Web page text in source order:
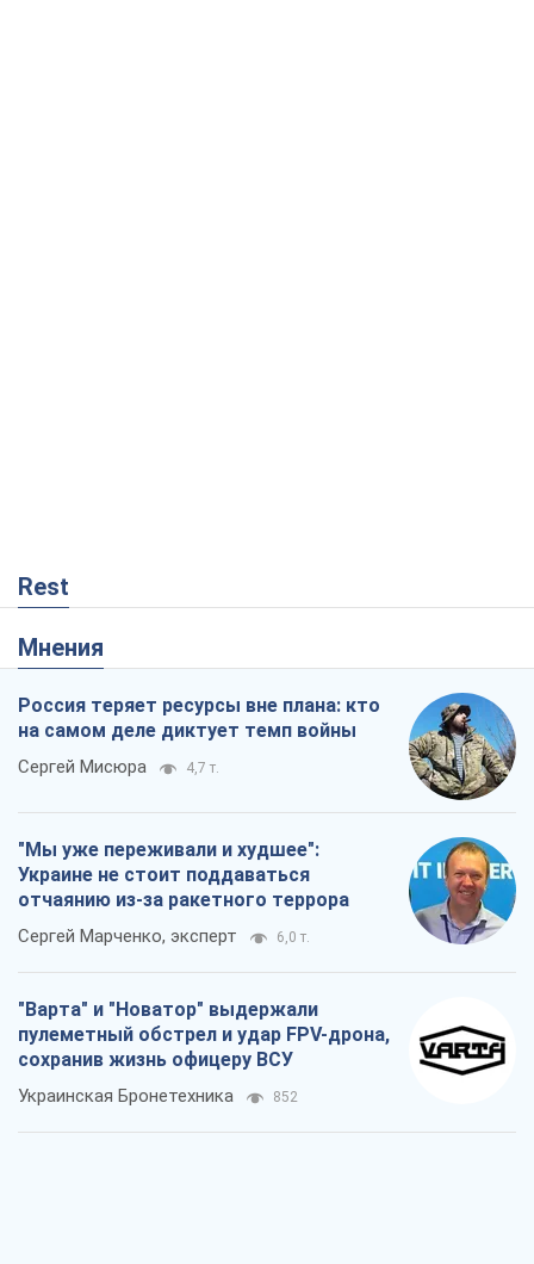
Rest
Мнения
Россия теряет ресурсы вне плана: кто
на самом деле диктует темп войны
Сергей Мисюра 4,7 т.
"Мы уже переживали и худшее":
Украине не стоит поддаваться
отчаянию из-за ракетного террора
Сергей Марченко, эксперт 6,0 т.
"Варта" и "Новатор" выдержали
пулеметный обстрел и удар FPV-дрона,
сохранив жизнь офицеру ВСУ
Украинская Бронетехника 852